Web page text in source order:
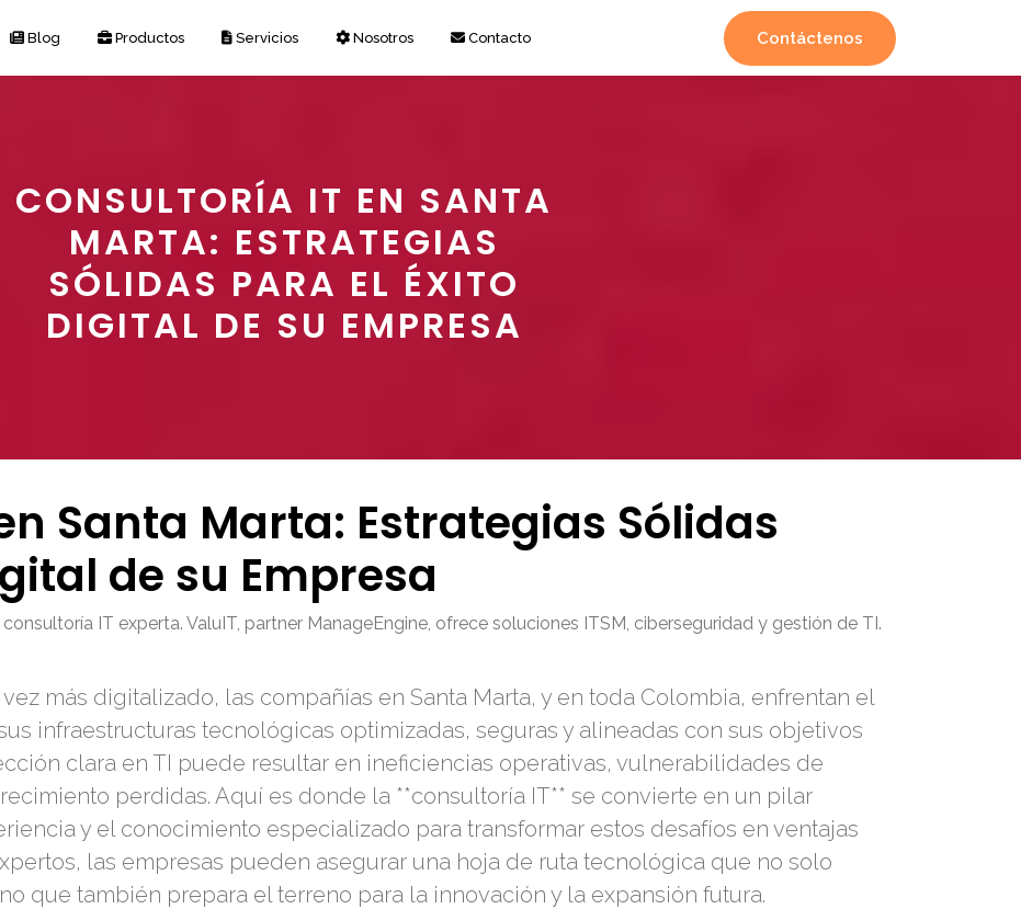
Blog Productos Servicios Nosotros Contacto Contáctenos
CONSULTORÍA IT EN SANTA
MARTA: ESTRATEGIAS
SÓLIDAS PARA EL ÉXITO
DIGITAL DE SU EMPRESA
Santa Marta: Estrategias Sólidas
de su Empresa
IT experta. ValuIT, partner ManageEngine, ofrece soluciones ITSM, ciberseguridad y gestión de TI.
más digitalizado, las compañías en Santa Marta, y en toda Colombia, enfrentan el
infraestructuras tecnológicas optimizadas, seguras y alineadas con sus objetivos
clara en TI puede resultar en ineficiencias operativas, vulnerabilidades de
perdidas. Aquí es donde la **consultoría IT** se convierte en un pilar
y el conocimiento especializado para transformar estos desafíos en ventajas
las empresas pueden asegurar una hoja de ruta tecnológica que no solo
que también prepara el terreno para la innovación y la expansión futura.